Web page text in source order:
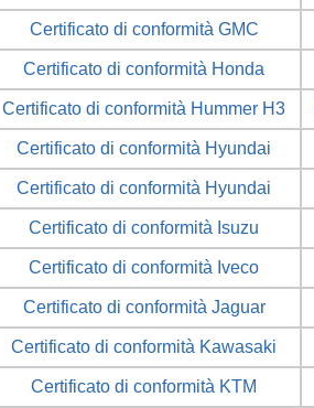
Certificato di conformità GMC
Certificato di conformità Honda
Certificato di conformità Hummer H3
Certificato di conformità Hyundai
Certificato di conformità Hyundai
Certificato di conformità Isuzu
Certificato di conformità Iveco
Certificato di conformità Jaguar
Certificato di conformità Kawasaki
Certificato di conformità KTM